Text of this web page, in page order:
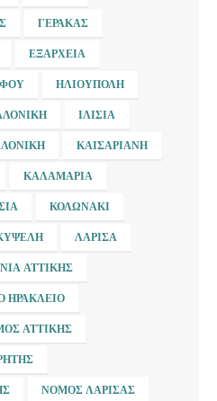
ΓΈΡΑΚΑΣ
ΕΞΆΡΧΕΙΑ
ΗΛΙΟΎΠΟΛΗ
ΙΛΊΣΙΑ
ΚΑΙΣΑΡΙΑΝΉ
ΚΑΛΑΜΑΡΙΆ
ΚΟΛΩΝΆΚΙ
ΛΆΡΙΣΑ
ΑΤΤΙΚΉΣ
ΗΡΆΚΛΕΙΟ
ΑΤΤΙΚΉΣ
ΝΟΜΌΣ ΛΆΡΙΣΑΣ